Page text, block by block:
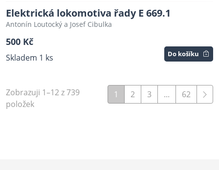
Elektrická lokomotiva řady E 669.1
Antonín Loutocký a Josef Cibulka
500 Kč
Skladem 1 ks Do košíku
Zobrazuji 1–12 z 739
položek
1 2 3 ... 62